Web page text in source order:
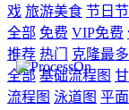
戏 旅游美食 节日
全部 免费 VIP免费
推荐 热门 克隆最多
全部 基础流程图
流程图 泳道图 平